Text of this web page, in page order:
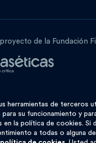
de la Fundación
herramientas de terceros
para su funcionamiento y
la política de cookies. Si
a todas o alguna